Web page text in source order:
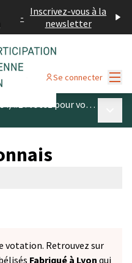
- Inscrivez-vous à la
newsletter
Se connecter
Fabriqué à Lyon (et ses alentours !) #1 : votez pour vos produits préférés
votation. Retrouvez sur
Fabriqué à Lyon qui